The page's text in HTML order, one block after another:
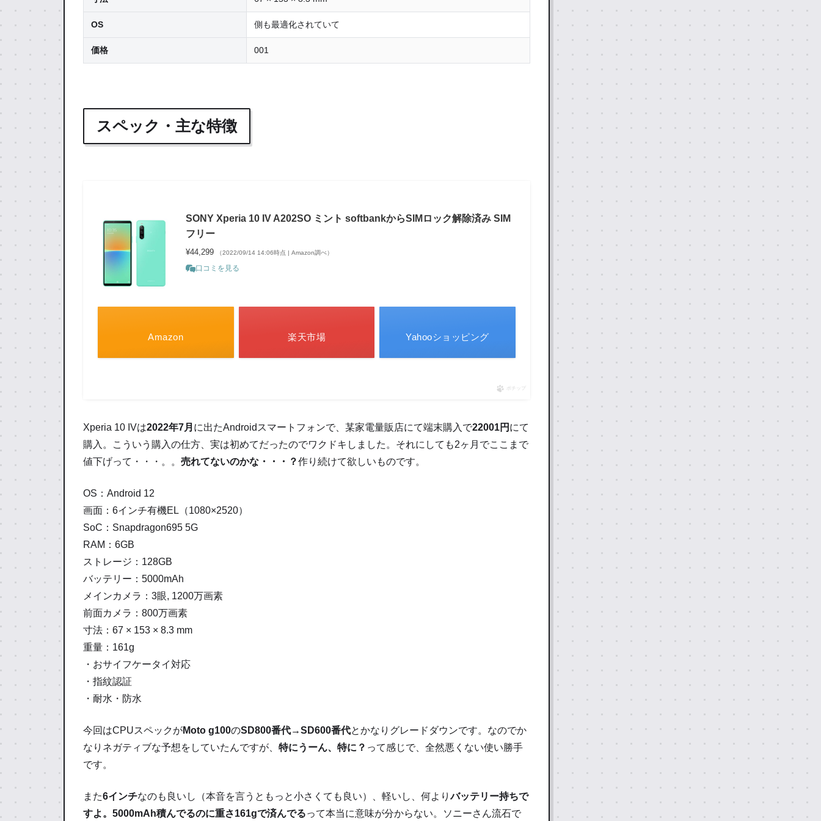
OS 側も最適化されていて
価格 001
スペック・主な特徴
SONY Xperia 10 IV A202SO ミント softbankからSIMロック解除済み SIM
フリー
¥44,299 （2022/09/14 14:06時点 | Amazon調べ）
口コミを見る
Amazon 楽天市場 Yahooショッピング
ポチップ
Xperia 10 IVは2022年7月 に出たAndroidスマートフォンで、某家電量販店にて端末購入で22001円 にて
購入。こういう購入の仕方、実は初めてだったのでワクドキしました。それにしても2ヶ月でここまで
値下げって・・・。。 売れてないのかな・・・？作り続けて欲しいものです。
OS：Android 12
画面：6インチ有機EL（1080×2520）
SoC：Snapdragon695 5G
RAM：6GB
ストレージ：128GB
バッテリー：5000mAh
メインカメラ：3眼, 1200万画素
前面カメラ：800万画素
寸法：67 × 153 × 8.3 mm
重量：161g
・おサイフケータイ対応
・指紋認証
・耐水・防水
今回はCPUスペックがMoto g100のSD800番代→SD600番代とかなりグレードダウンです。なのでか
なりネガティブな予想をしていたんですが、 特にうーん、特に？ って感じで、全然悪くない使い勝手
です。
また6インチなのも良いし（本音を言うともっと小さくても良い）、軽いし、何よりバッテリー持ちで
すよ。5000mAh積んでるのに重さ161gで済んでるって本当に意味が分からない。ソニーさん流石で